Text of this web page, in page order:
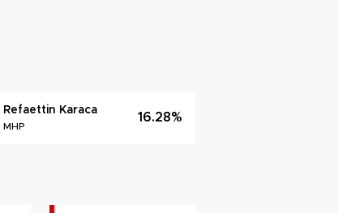
Refaettin Karaca
MHP
16.28%